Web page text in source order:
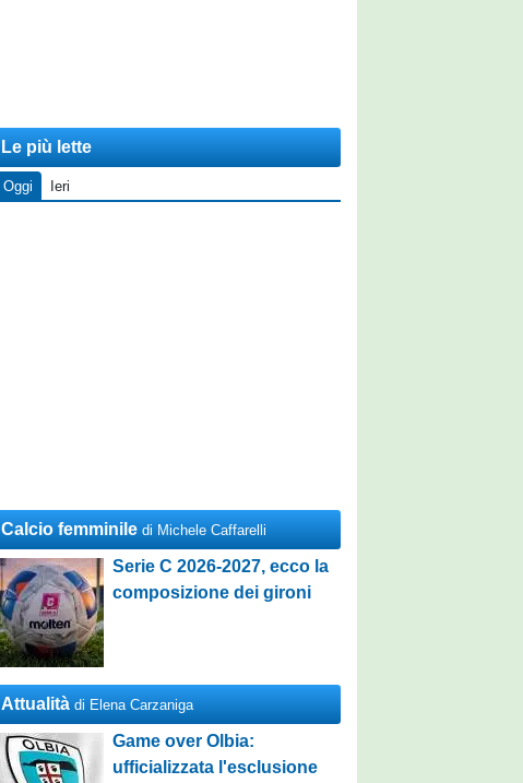
Le più lette
Oggi Ieri
Calcio femminile di Michele Caffarelli
Serie C 2026-2027, ecco la
composizione dei gironi
Attualità di Elena Carzaniga
Game over Olbia:
ufficializzata l'esclusione